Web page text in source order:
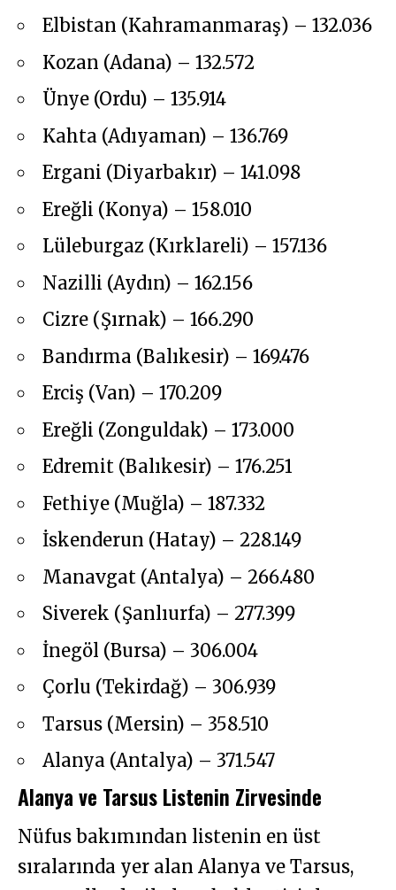
Elbistan (Kahramanmaraş) – 132.036
Kozan (Adana) – 132.572
Ünye (Ordu) – 135.914
Kahta (Adıyaman) – 136.769
Ergani (Diyarbakır) – 141.098
Ereğli (Konya) – 158.010
Lüleburgaz (Kırklareli) – 157.136
Nazilli (Aydın) – 162.156
Cizre (Şırnak) – 166.290
Bandırma (Balıkesir) – 169.476
Erciş (Van) – 170.209
Ereğli (Zonguldak) – 173.000
Edremit (Balıkesir) – 176.251
Fethiye (Muğla) – 187.332
İskenderun (Hatay) – 228.149
Manavgat (Antalya) – 266.480
Siverek (Şanlıurfa) – 277.399
İnegöl (Bursa) – 306.004
Çorlu (Tekirdağ) – 306.939
Tarsus (Mersin) – 358.510
Alanya (Antalya) – 371.547
Alanya ve Tarsus Listenin Zirvesinde
Nüfus bakımından listenin en üst
sıralarında yer alan Alanya ve Tarsus,